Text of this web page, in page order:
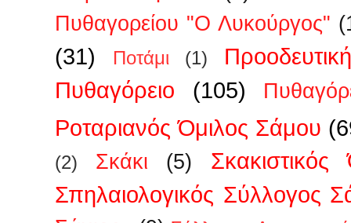
Πυθαγορείου "Ο Λυκούργος"
(31) Ποτάμι (1)
Πυθαγόρειο
(105)
Ροταριανός Όμιλος Σάμου
(2) Σκάκι (5)
Σπηλαιολογικός Σύλλογος